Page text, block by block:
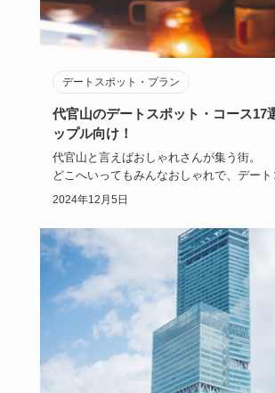
デートスポット・プラン
代官山のデートスポット・コース17
ップル向け！
代官山と言えばおしゃれさんが集う街。
どこへいってもみんなおしゃれで、デー
す。
2024年12月5日